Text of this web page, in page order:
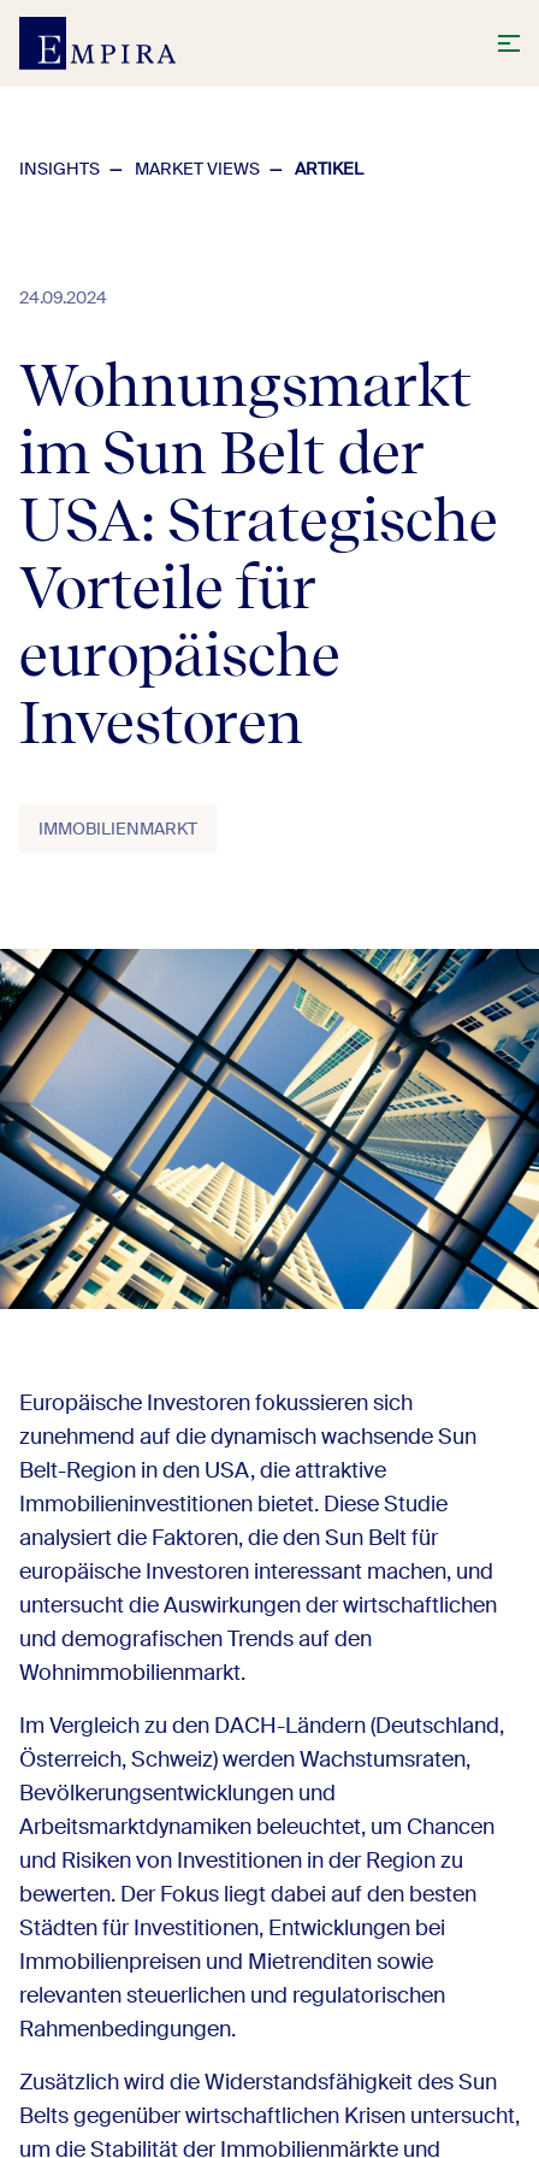
INSIGHTS MARKET VIEWS ARTIKEL
24.09.2024
Wohnungsmarkt
im Sun Belt der
USA: Strategische
Vorteile für
europäische
Investoren
IMMOBILIENMARKT
Europäische Investoren fokussieren sich
zunehmend auf die dynamisch wachsende Sun
Belt-Region in den USA, die attraktive
Immobilieninvestitionen bietet. Diese Studie
analysiert die Faktoren, die den Sun Belt für
europäische Investoren interessant machen, und
untersucht die Auswirkungen der wirtschaftlichen
und demografischen Trends auf den
Wohnimmobilienmarkt.
Im Vergleich zu den DACH-Ländern (Deutschland,
Österreich, Schweiz) werden Wachstumsraten,
Bevölkerungsentwicklungen und
Arbeitsmarktdynamiken beleuchtet, um Chancen
und Risiken von Investitionen in der Region zu
bewerten. Der Fokus liegt dabei auf den besten
Städten für Investitionen, Entwicklungen bei
Immobilienpreisen und Mietrenditen sowie
relevanten steuerlichen und regulatorischen
Rahmenbedingungen.
Zusätzlich wird die Widerstandsfähigkeit des Sun
Belts gegenüber wirtschaftlichen Krisen untersucht,
um die Stabilität der Immobilienmärkte und